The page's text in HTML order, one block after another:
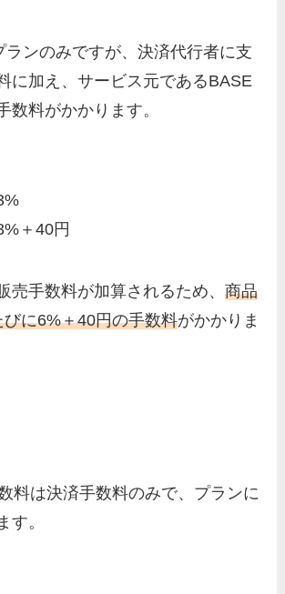
ランのみですが、決済代行者に支
に加え、サービス元であるBASE
数料がかかります。
＋40円
売手数料が加算されるため、商品
に6%＋40円の手数料がかかりま
料は決済手数料のみで、プランに
す。